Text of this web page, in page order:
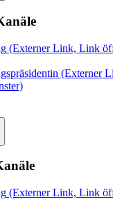
(Externer Link, Link
(Externer
(Externer Link, Link